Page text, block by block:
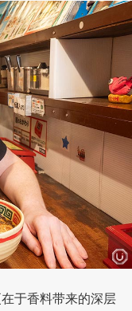
于香料带来的深层